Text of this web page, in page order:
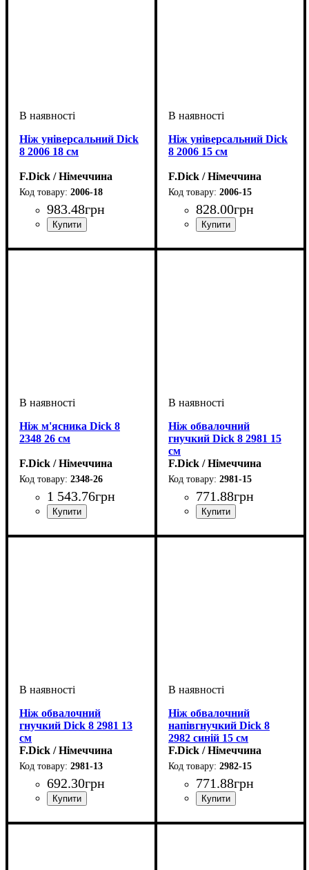
Ніж універсальний Dick
8 2006 18 см
F.Dick / Німеччина
2006-18
983.48грн
Ніж універсальний Dick
8 2006 15 см
F.Dick / Німеччина
2006-15
828.00грн
Ніж м'ясника Dick 8
2348 26 см
F.Dick / Німеччина
2348-26
1 543.76грн
Ніж обвалочний
гнучкий Dick 8 2981 15
см
F.Dick / Німеччина
2981-15
771.88грн
Ніж обвалочний
гнучкий Dick 8 2981 13
см
F.Dick / Німеччина
2981-13
692.30грн
Ніж обвалочний
напівгнучкий Dick 8
2982 синій 15 см
F.Dick / Німеччина
2982-15
771.88грн